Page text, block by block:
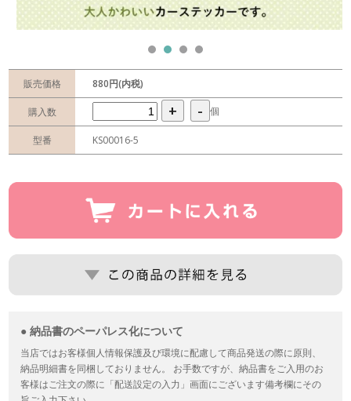
販売価格 880円(内税)
購入数 + - 個
型番 KS00016-5
● 納品書のペーパレス化について
当店ではお客様個人情報保護及び環境に配慮して商品発送の際に原則、
納品明細書を同梱しておりません。 お手数ですが、納品書をご入用のお
客様はご注文の際に「配送設定の入力」画面にございます備考欄にその